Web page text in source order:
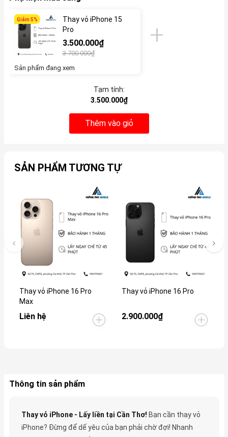
Giảm 5%
Thay vỏ iPhone 15
Pro
3.500.000₫
3.700.000₫
Sản phẩm đang xem
Tạm tính:
3.500.000₫
Thêm vào giỏ
SẢN PHẨM TƯƠNG TỰ
Thay vỏ iPhone 16 Pro
Max
Liên hệ
Thay vỏ iPhone 16 Pro
2.900.000₫
Thông tin sản phẩm
Thay vỏ iPhone - Lấy liền tại Cần Thơ! Bạn cần thay vỏ
iPhone? Đừng để dế yêu của bạn phải chờ đợi! Nhanh